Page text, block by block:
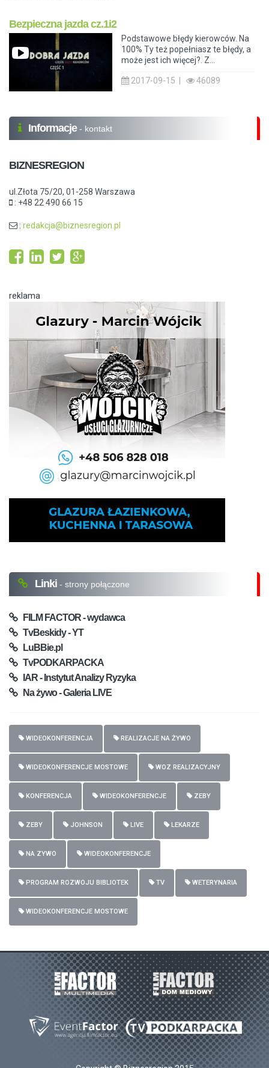
Bezpieczna jazda cz.1i2
Podstawowe błędy kierowców. Na
100% Ty też popełniasz te błędy, a
może jest ich więcej?. Z...
2017-09-15 | 46089
Informacje - kontakt
BIZNESREGION
ul.Złota 75/20, 01-258 Warszawa
: +48 22 490 66 15
: redakcja@biznesregion.pl
reklama
Linki - strony połączone
FILM FACTOR - wydawca
TvBeskidy - YT
LuBBie.pl
TvPODKARPACKA
IAR - Instytut Analizy Ryzyka
Na żywo - Galeria LIVE
WIDEOKONFERENCJA REALIZACJE NA ŻYWO
WIDEOKONFERENCJE MOSTOWE WOZ REALIZACYJNY
KONFERENCJA WIDEOKONFERENCJE ZEBY
ZEBY JOHNSON LIVE LEKARZE
NA ZYWO WIDEOKONFERENCJE
PROGRAM ROZWOJU BIBLIOTEK TV WETERYNARIA
WIDEOKONFERENCJE MOSTOWE